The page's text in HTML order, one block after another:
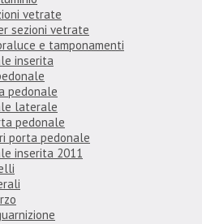
vetrate
sezioni vetrate
e tamponamenti
inserita
pedonale
laterale
pedonale
porta pedonale
inserita 2011